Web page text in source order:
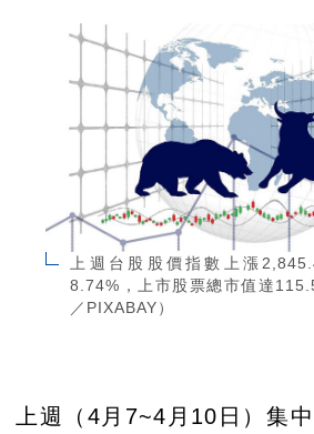
上週台股股價指數上漲
8.74%，上市股票總市值達
／PIXABAY）
上週（4月7~4月10日）集